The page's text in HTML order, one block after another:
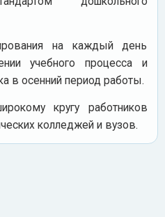
на каждый день
учебного процесса и
в осенний период работы.
кругу работников
колледжей и вузов.